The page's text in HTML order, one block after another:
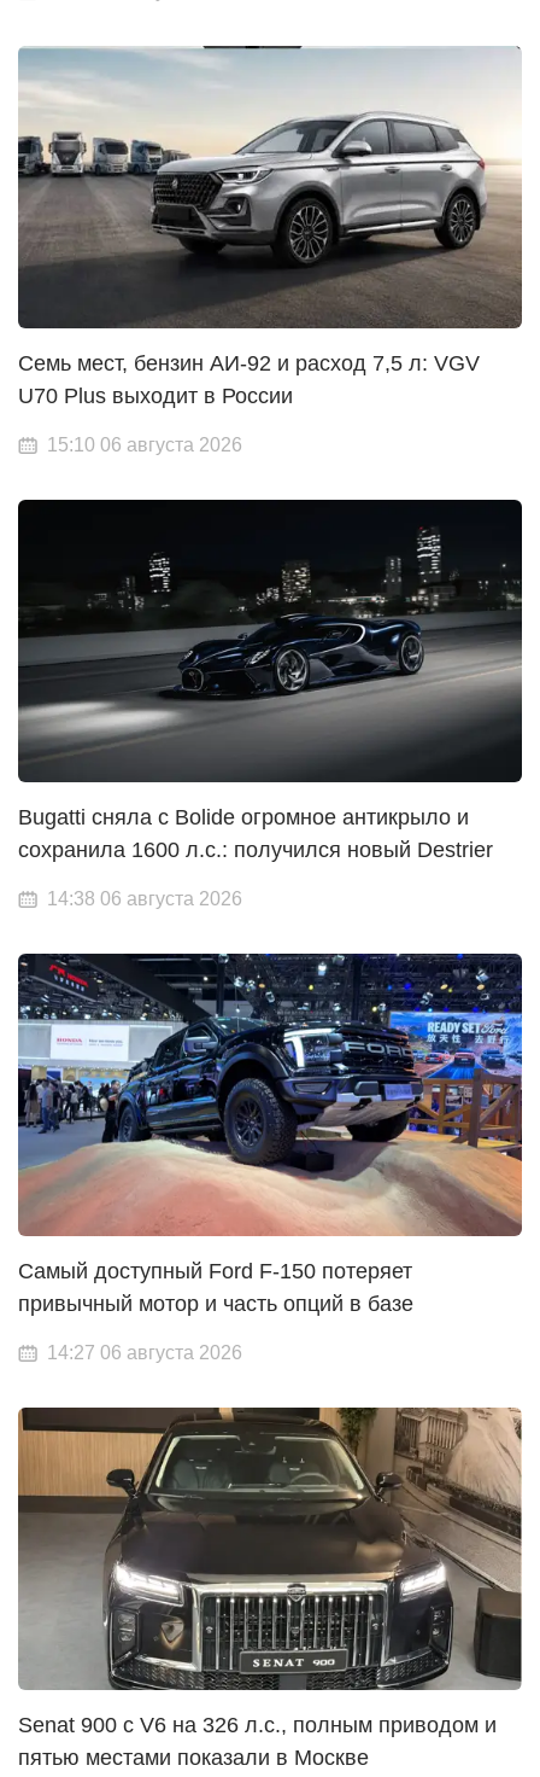
Семь мест, бензин АИ-92 и расход 7,5 л: VGV
U70 Plus выходит в России
15:10 06 августа 2026
Bugatti сняла с Bolide огромное антикрыло и
сохранила 1600 л.с.: получился новый Destrier
14:38 06 августа 2026
Самый доступный Ford F-150 потеряет
привычный мотор и часть опций в базе
14:27 06 августа 2026
Senat 900 с V6 на 326 л.с., полным приводом и
пятью местами показали в Москве